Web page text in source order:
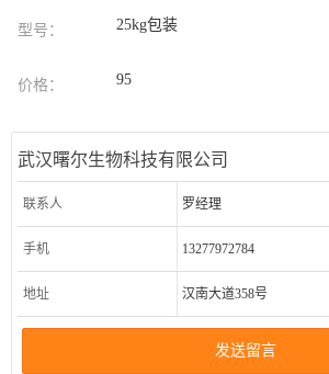
型号： 25kg包装
价格： 95
武汉曙尔生物科技有限公司
联系人 罗经理
手机 13277972784
地址 汉南大道358号
发送留言